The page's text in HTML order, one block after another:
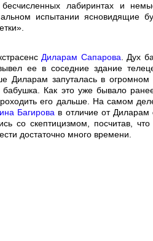
лабиринтах и
испытании ясновидящие
Диларам Сапарова . Дух
ее в соседние здание
Диларам запуталась в огромном
Как это уже бывало
его дальше. На самом
Багирова в отличие от Диларам
со скептицизмом, посчитав,
достаточно много времени.